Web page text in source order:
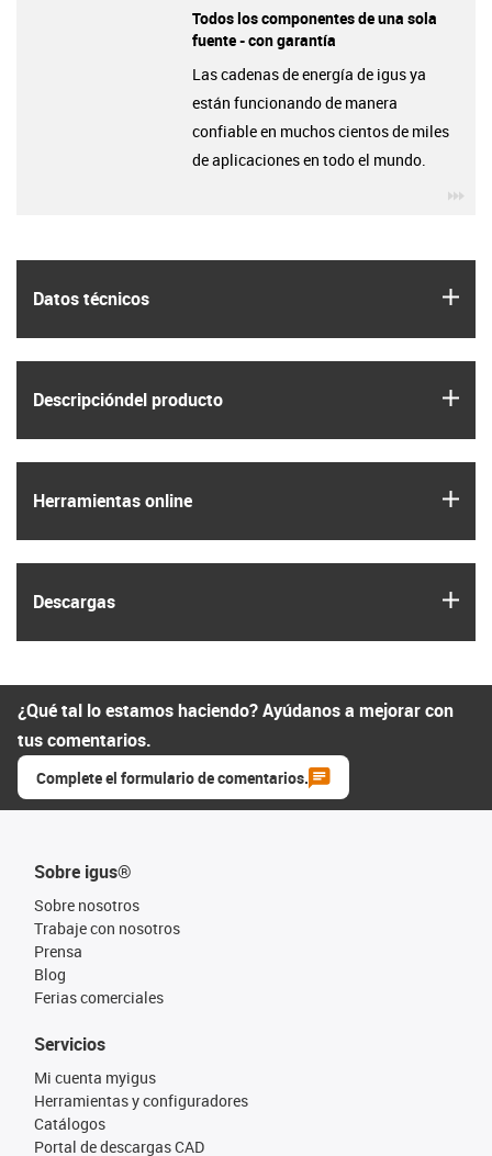
Datos técnicos
Descripción­del producto
Herramientas online
Descargas
Todos los componentes de una sola
fuente - con garantía
Las cadenas de energía de igus ya
están funcionando de manera
confiable en muchos cientos de miles
de aplicaciones en todo el mundo.
¿Qué tal lo estamos haciendo? Ayúdanos a mejorar con
tus comentarios.
Complete el formulario de comentarios.
Sobre igus®
Sobre nosotros
Trabaje con nosotros
Prensa
Blog
Ferias comerciales
Servicios
Mi cuenta myigus
Herramientas y configuradores
Catálogos
Portal de descargas CAD